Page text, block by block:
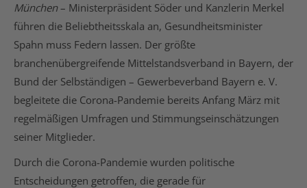
München– Ministerpräsident Söder und Kanzlerin Merkel
führen die Beliebtheitsskala an, Gesundheitsminister
Spahn muss Federn lassen. Der größte
branchenübergreifende Mittelstandsverband in Bayern, der
Bund der Selbständigen – Gewerbeverband Bayern e. V.
begleitete die Corona-Pandemie bereits Anfang März mit
regelmäßigen Umfragen und Stimmungseinschätzungen
seiner Mitglieder.
Durch die Corona-Pandemie wurden politische
Entscheidungen getroffen, die gerade für